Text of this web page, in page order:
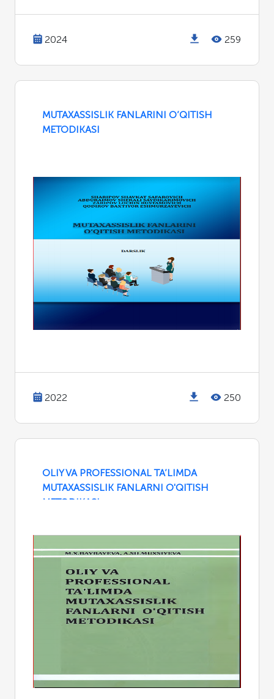
2024 259
MUTAXASSISLIK FANLARINI O’QITISH
METODIKASI
2022 250
OLIY VA PROFESSIONAL TA’LIMDA
MUTAXASSISLIK FANLARNI O'QITISH
METODIKASI